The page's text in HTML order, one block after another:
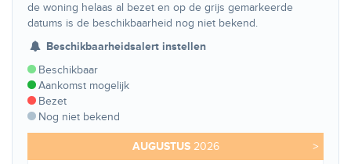
de woning helaas al bezet en op de grijs gemarkeerde
datums is de beschikbaarheid nog niet bekend.
Beschikbaarheidsalert instellen
Beschikbaar
Aankomst mogelijk
Bezet
Nog niet bekend
>
AUGUSTUS 2026